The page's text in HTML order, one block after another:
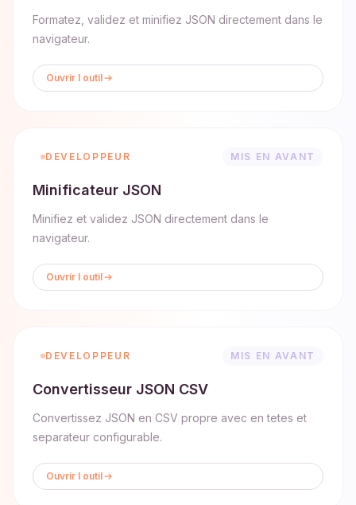
Formatez, validez et minifiez JSON directement dans le
navigateur.
Ouvrir l outil
DEVELOPPEUR MIS EN AVANT
Minificateur JSON
Minifiez et validez JSON directement dans le
navigateur.
Ouvrir l outil
DEVELOPPEUR MIS EN AVANT
Convertisseur JSON CSV
Convertissez JSON en CSV propre avec en tetes et
separateur configurable.
Ouvrir l outil